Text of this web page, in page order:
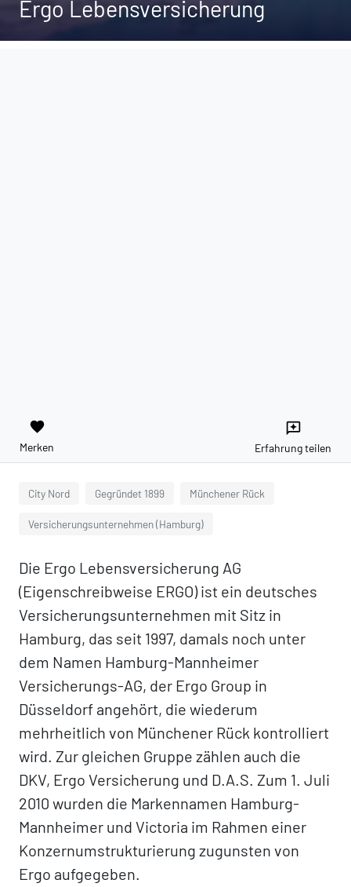
Ergo Lebensversicherung
favorite
Merken
reviews
Erfahrung teilen
City Nord Gegründet 1899 Münchener Rück
Versicherungsunternehmen (Hamburg)
Die Ergo Lebensversicherung AG
(Eigenschreibweise ERGO) ist ein deutsches
Versicherungsunternehmen mit Sitz in
Hamburg, das seit 1997, damals noch unter
dem Namen Hamburg-Mannheimer
Versicherungs-AG, der Ergo Group in
Düsseldorf angehört, die wiederum
mehrheitlich von Münchener Rück kontrolliert
wird. Zur gleichen Gruppe zählen auch die
DKV, Ergo Versicherung und D.A.S. Zum 1. Juli
2010 wurden die Markennamen Hamburg-
Mannheimer und Victoria im Rahmen einer
Konzernumstrukturierung zugunsten von
Ergo aufgegeben.